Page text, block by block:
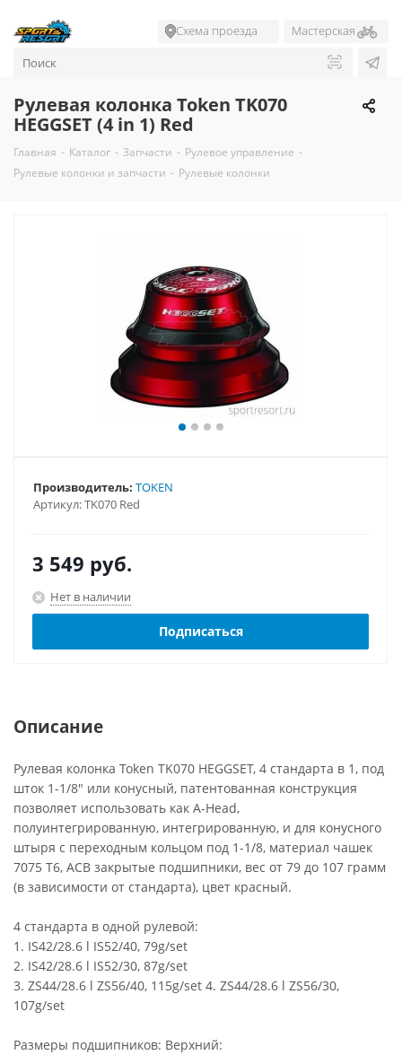
Схема проезда Мастерская
Рулевая колонка Token TK070
HEGGSET (4 in 1) Red
Главная - Каталог - Запчасти - Рулевое управление -
Рулевые колонки и запчасти - Рулевые колонки
Артикул:TK070 Red
Производитель: TOKEN
3 549 руб.
Нет в наличии
Подписаться
Описание
Рулевая колонка Token TK070 HEGGSET, 4 стандарта в 1, под
шток 1-1/8" или конусный, патентованная конструкция
позволяет использовать как A-Head,
полуинтегрированную, интегрированную, и для конусного
штыря с переходным кольцом под 1-1/8, материал чашек
7075 T6, ACB закрытые подшипники, вес от 79 до 107 грамм
(в зависимости от стандарта), цвет красный.
4 стандарта в одной рулевой:
1. IS42/28.6 l IS52/40, 79g/set
2. IS42/28.6 l IS52/30, 87g/set
3. ZS44/28.6 l ZS56/40, 115g/set 4. ZS44/28.6 l ZS56/30,
107g/set
Размеры подшипников: Верхний: